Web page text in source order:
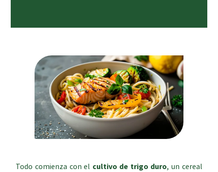
Todo comienza con el cultivo de trigo duro, un cereal